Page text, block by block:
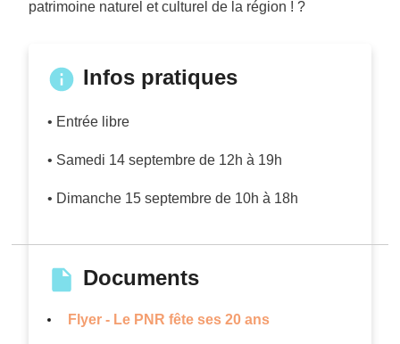
patrimoine naturel et culturel de la région ! ?
Infos pratiques
• Entrée libre
• Samedi 14 septembre de 12h à 19h
• Dimanche 15 septembre de 10h à 18h
Documents
Flyer - Le PNR fête ses 20 ans